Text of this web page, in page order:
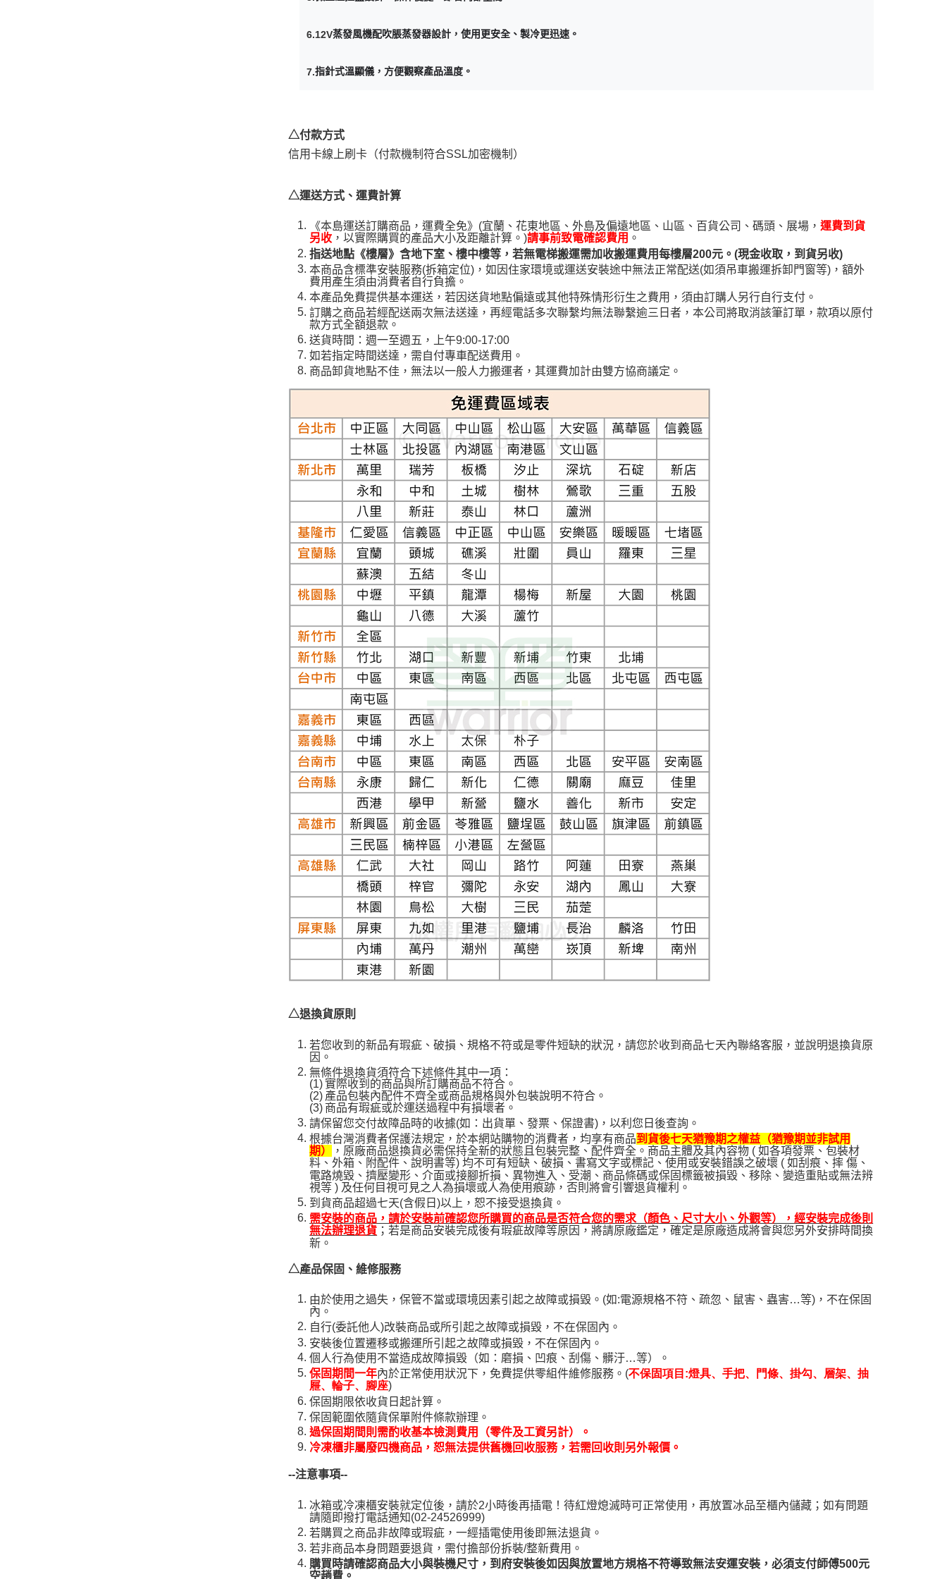
6.12V蒸發風機配吹脹蒸發器設計，使用更安全、製冷更迅速。
7.指針式溫顯儀，方便觀察產品溫度。
△付款方式
信用卡線上刷卡（付款機制符合SSL加密機制）
△運送方式、運費計算
《本島運送訂購商品，運費全免》(宜蘭、花東地區、外島及偏遠地區、山區、百貨公司、碼頭、展場，運費到貨
另收 ，以實際購買的產品大小及距離計算。)請事前致電確認費用 。
指送地點《樓層》含地下室、樓中樓等，若無電梯搬運需加收搬運費用每樓層200元。(現金收取，到貨另收)
本商品含標準安裝服務(拆箱定位)，如因住家環境或運送安裝途中無法正常配送(如須吊車搬運拆卸門窗等)，額外
費用產生須由消費者自行負擔。
本產品免費提供基本運送，若因送貨地點偏遠或其他特殊情形衍生之費用，須由訂購人另行自行支付。
訂購之商品若經配送兩次無法送達，再經電話多次聯繫均無法聯繫逾三日者，本公司將取消該筆訂單，款項以原付
款方式全額退款。
送貨時間：週一至週五，上午9:00-17:00
如若指定時間送達，需自付專車配送費用。
商品卸貨地點不佳，無法以一般人力搬運者，其運費加計由雙方協商議定。
△退換貨原則
若您收到的新品有瑕疵、破損、規格不符或是零件短缺的狀況，請您於收到商品七天內聯絡客服，並說明退換貨原
因。
無條件退換貨須符合下述條件其中一項：
(1)實際收到的商品與所訂購商品不符合。
(2) 產品包裝內配件不齊全或商品規格與外包裝說明不符合。
(3) 商品有瑕疵或於運送過程中有損壞者。
請保留您交付故障品時的收據(如：出貨單、發票、保證書)，以利您日後查詢。
根據台灣消費者保護法規定，於本網站購物的消費者，均享有商品到貨後七天猶豫期之權益（猶豫期並非試用
期）
，原廠商品退換貨必需保持全新的狀態且包裝完整、配件齊全。商品主體及其內容物 ( 如各項發票、包裝材
料、外箱、附配件、說明書等) 均不可有短缺、破損、書寫文字或標記、使用或安裝錯誤之破壞 ( 如刮痕、摔 傷、
電路燒毀、擠壓變形、介面或接腳折損、異物進入、受潮、商品條碼或保固標籤被損毀、移除、變造重貼或無法辨
視等 ) 及任何目視可見之人為損壞或人為使用痕跡，否則將會引響退貨權利。
到貨商品超過七天(含假日)以上，恕不接受退換貨。
需安裝的商品，請於安裝前確認您所購買的商品是否符合您的需求（顏色、尺寸大小、外觀等），經安裝完成後則
無法辦理退貨 ；若是商品安裝完成後有瑕疵故障等原因，將請原廠鑑定，確定是原廠造成將會與您另外安排時間換
新。
△產品保固、維修服務
由於使用之過失，保管不當或環境因素引起之故障或損毀。(如:電源規格不符、疏忽、鼠害、蟲害…等)，不在保固
內。
自行(委託他人)改裝商品或所引起之故障或損毀，不在保固內。
安裝後位置遷移或搬運所引起之故障或損毀，不在保固內。
個人行為使用不當造成故障損毀（如：磨損、凹痕、刮傷、髒汙…等）。
保固期間一年內於正常使用狀況下，免費提供零組件維修服務。(不保固項目:燈具、手把、門條、掛勾、層架、抽
屜、輪子、腳座)
保固期限依收貨日起計算。
保固範圍依隨貨保單附件條款辦理。
過保固期間則需酌收基本檢測費用（零件及工資另計）。
冷凍櫃非屬廢四機商品，恕無法提供舊機回收服務，若需回收則另外報價。
--注意事項--
冰箱或冷凍櫃安裝就定位後，請於2小時後再插電！待紅燈熄滅時可正常使用，再放置冰品至櫃內儲藏；如有問題
請隨即撥打電話通知(02-24526999)
若購買之商品非故障或瑕疵，一經插電使用後即無法退貨。
若非商品本身問題要退貨，需付擔部份拆裝/整新費用。
購買時請確認商品大小與裝機尺寸，到府安裝後如因與放置地方規格不符導致無法安運安裝，必須支付師傅500元
空趟費。